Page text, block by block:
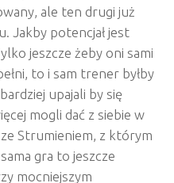
ale ten drugi już
Jakby potencjał jest
jeszcze żeby oni sami
to i sam trener byłby
upajali by się
mogli dać z siebie w
Strumieniem, z którym
gra to jeszcze
mocniejszym